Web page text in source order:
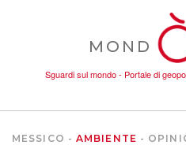
MOND
Sguardi sul mondo - Portale di
MESSICO AMBIENTE